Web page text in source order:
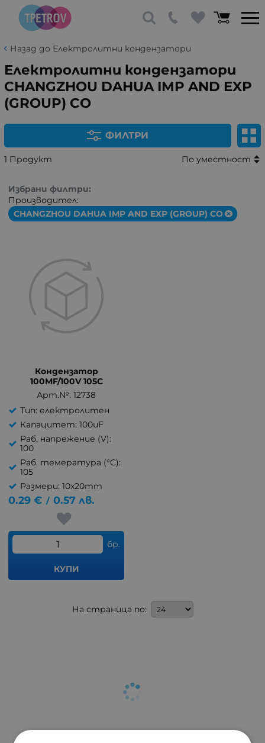
Назад до Електролитни кондензатори
Електролитни кондензатори
CHANGZHOU DAHUA IMP AND EXP
(GROUP) CO
ФИЛТРИ
1 Продукт По уместност
Избрани филтри:
Производител:
CHANGZHOU DAHUA IMP AND EXP (GROUP) CO
Кондензатор
100MF/100V 105C
Арт.№: 12738
Тип: електролитен
Капацитет: 100uF
Раб. напрежение (V):
100
Раб. темература (°C):
105
Размери: 10x20mm
0.29 € / 0.57 лв.
бр.
КУПИ
На страница по: